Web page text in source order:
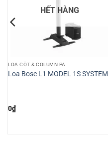
HẾT HÀNG
LOA CỘT & COLUMN PA
Loa Bose L1 MODEL 1S SYSTEM
0₫